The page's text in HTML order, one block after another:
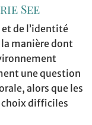
See
de l’identité
la manière dont
une question
alors que les
choix difficiles